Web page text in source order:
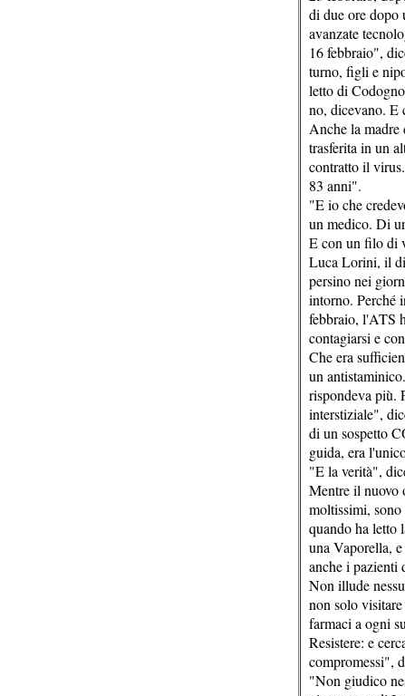
di due ore dopo
avanzate
16 febbraio",
turno, figli e
letto di
no, dicevano. E
Anche la
trasferita in un
contratto il
83 anni".
"E io che
un medico. Di
E con un filo di
Luca Lorini, il
persino nei
intorno. Perché
febbraio, l'ATS
contagiarsi e
Che era
un
rispondeva più.
interstiziale",
di un sospetto
guida, era
"E la verità",
Mentre il nuovo
moltissimi,
quando ha letto
una Vaporella,
anche i pazienti
Non illude
non solo
farmaci a ogni
Resistere: e
compromessi",
"Non giudico